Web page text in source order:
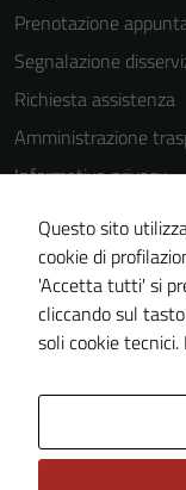
Prenotazione
Segnalazione
Richiesta assistenza
Amministrazione
Informativa privacy
Cookie Policy
Note legali
Dichiarazione di
Piano di
Questo sito
cookie di
'Accetta tutti' si
cliccando sul
soli cookie tecnici.